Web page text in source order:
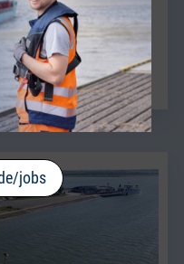
jobs
einem Unternehmen der
und verstärkt künftig das
dem Jörg Kaplan bereits
ist.